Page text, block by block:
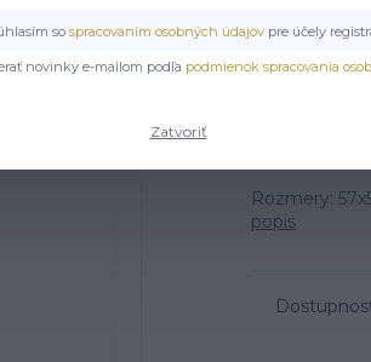
/ čal.
Rozmery:
popis
so spracovaním osobných údajov pre účely
novinky e-mailom podľa podmienok spracovania
Zatvoriť